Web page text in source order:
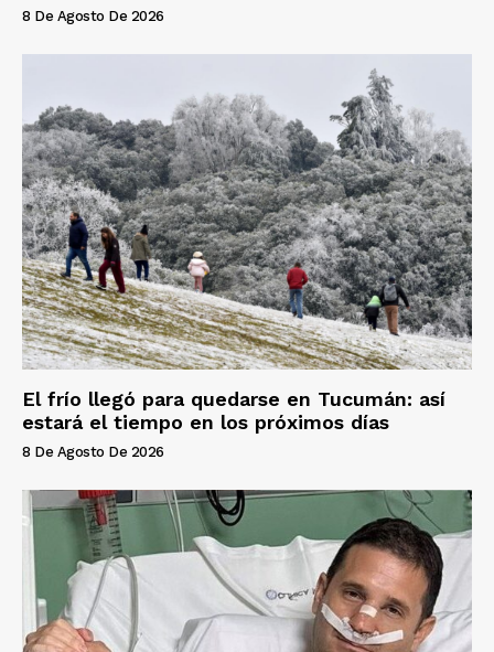
8 De Agosto De 2026
El frío llegó para quedarse en Tucumán: así
estará el tiempo en los próximos días
8 De Agosto De 2026